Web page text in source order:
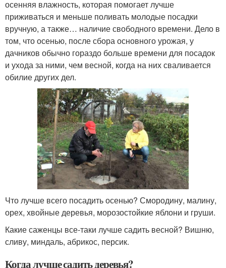
осенняя влажность, которая помогает лучше
приживаться и меньше поливать молодые посадки
вручную, а также… наличие свободного времени. Дело в
том, что осенью, после сбора основного урожая, у
дачников обычно гораздо больше времени для посадок
и ухода за ними, чем весной, когда на них сваливается
обилие других дел.
Что лучше всего посадить осенью? Смородину, малину,
орех, хвойные деревья, морозостойкие яблони и груши.
Какие саженцы все-таки лучше садить весной? Вишню,
сливу, миндаль, абрикос, персик.
Когда лучше садить деревья?